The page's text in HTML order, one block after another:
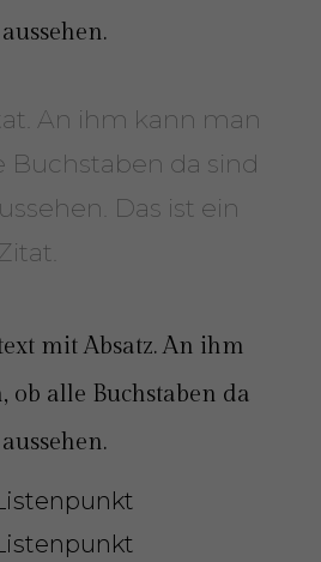
An ihm kann man
Buchstaben da sind
Das ist ein
mit Absatz. An ihm
ob alle Buchstaben da